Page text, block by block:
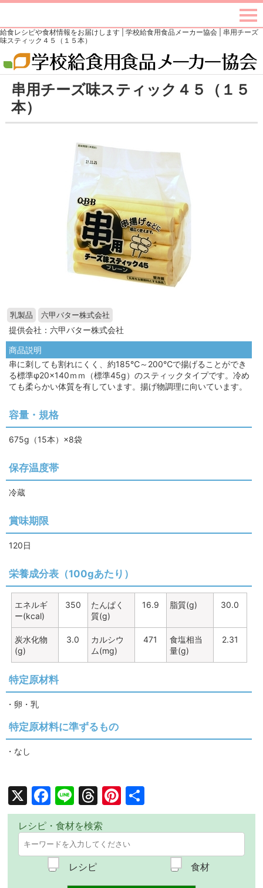
給食レシピや食材情報をお届けします | 学校給食用食品メーカー協会 | 串用チーズ
味スティック４５（１５本）
串用チーズ味スティック４５（１５
本）
乳製品 六甲バター株式会社
提供会社：六甲バター株式会社
商品説明
串に刺しても割れにくく、約185℃～200℃で揚げることができ
る標準φ20×140ｍｍ（標準45g）のスティックタイプです。冷め
ても柔らかい体質を有しています。揚げ物調理に向いています。
容量・規格
675g（15本）×8袋
保存温度帯
冷蔵
賞味期限
120日
栄養成分表（100gあたり）
エネルギ
ー(kcal)
350
たんぱく
質(g)
16.9 脂質(g) 30.0
炭水化物
(g)
3.0
カルシウ
ム(mg)
471
食塩相当
量(g)
2.31
特定原材料
・卵・乳
特定原材料に準ずるもの
・なし
X Facebook
LineThreads
Pinterest
有
レシピ・食材を検索
レシピ 食材